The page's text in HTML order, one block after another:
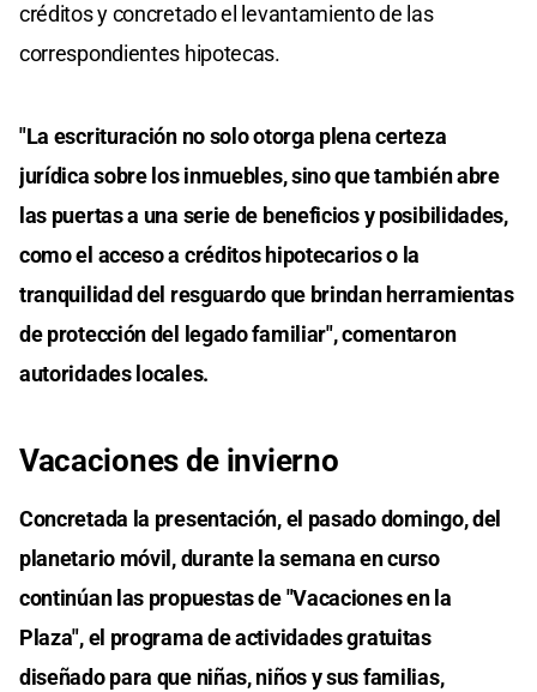
créditos y concretado el levantamiento de las
correspondientes hipotecas.
"La escrituración no solo otorga plena certeza
jurídica sobre los inmuebles, sino que también abre
las puertas a una serie de beneficios y posibilidades,
como el acceso a créditos hipotecarios o la
tranquilidad del resguardo que brindan herramientas
de protección del legado familiar", comentaron
autoridades locales.
Vacaciones de invierno
Concretada la presentación, el pasado domingo, del
planetario móvil, durante la semana en curso
continúan las propuestas de "Vacaciones en la
Plaza", el programa de actividades gratuitas
diseñado para que niñas, niños y sus familias,